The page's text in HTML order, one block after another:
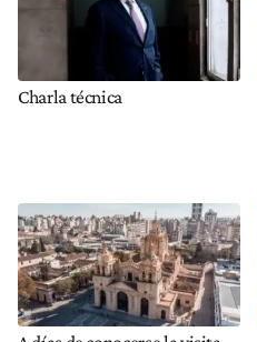
Charla técnica